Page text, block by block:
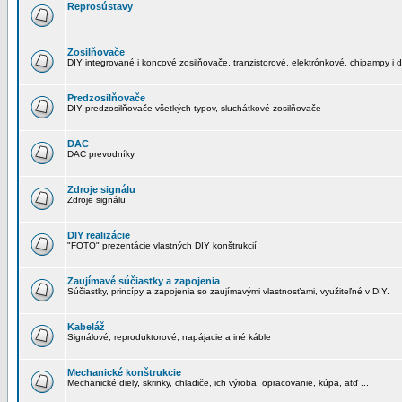
Reprosústavy
Zosilňovače
DIY integrované i koncové zosilňovače, tranzistorové, elektrónkové, chipampy i
Predzosilňovače
DIY predzosilňovače všetkých typov, sluchátkové zosilňovače
DAC
DAC prevodníky
Zdroje signálu
Zdroje signálu
DIY realizácie
"FOTO" prezentácie vlastných DIY konštrukcií
Zaujímavé súčiastky a zapojenia
Súčiastky, princípy a zapojenia so zaujímavými vlastnosťami, využiteľné v DIY.
Kabeláž
Signálové, reproduktorové, napájacie a iné káble
Mechanické konštrukcie
Mechanické diely, skrinky, chladiče, ich výroba, opracovanie, kúpa, atď ...